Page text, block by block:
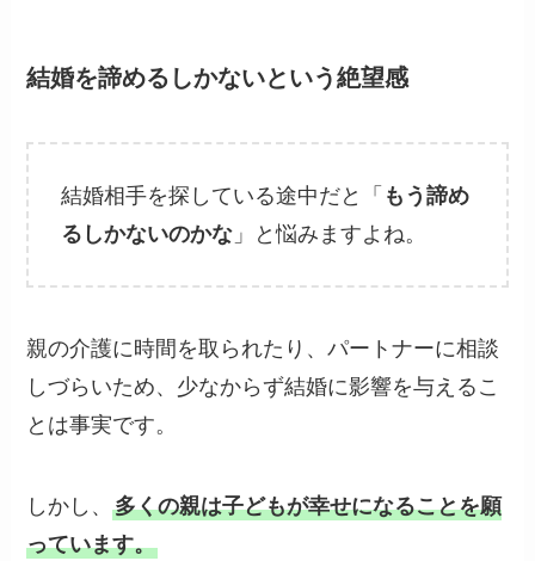
結婚を諦めるしかないという絶望感
結婚相手を探している途中だと「 もう諦め
るしかないのかな 」と悩みますよね。
親の介護に時間を取られたり、パートナーに相談
しづらいため、少なからず結婚に影響を与えるこ
とは事実です。
しかし、多くの親は子どもが幸せになることを願
っています。